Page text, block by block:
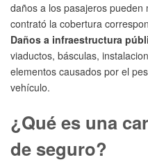
daños a los pasajeros
contrató la cobertura
Daños a infraestructura
viaductos, básculas,
elementos causados por el
vehículo.
¿Qué es una
de seguro?